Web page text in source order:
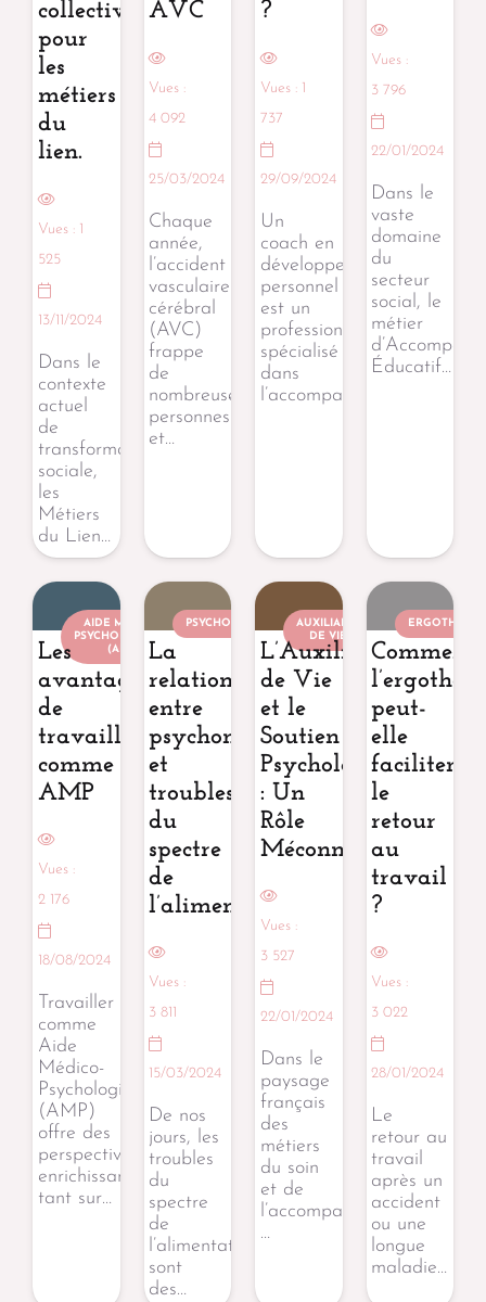
collectives
pour
les
métiers
du
lien.
Vues : 1
525
13/11/2024
Dans le
contexte
actuel
de
transformation
sociale,
les
Métiers
du Lien…
AVC
Vues :
4 092
25/03/2024
Chaque
année,
l’accident
vasculaire
cérébral
(AVC)
frappe
de
nombreuses
personnes
et…
?
Vues : 1
737
29/09/2024
Un
coach en
développement
personnel
est un
professionnel
spécialisé
dans
l’accompagnement…
Vues :
3 796
22/01/2024
Dans le
vaste
domaine
du
secteur
social, le
métier
Éducatif…
AIDE MÉDICO-
PSYCHOLOGIQUE
(AMP)
Les
avantages
de
travailler
comme
AMP
Vues :
2 176
18/08/2024
Travailler
comme
Aide
Médico-
Psychologique
(AMP)
offre des
perspectives
enrichissantes
tant sur…
PSYCHOMOTRICIEN
La
relation
entre
psychomotricité
et
troubles
du
spectre
de
l’alimentation
Vues :
3 811
15/03/2024
De nos
jours, les
troubles
du
spectre
de
l’alimentation
sont
des…
AUXILIAIRE
DE VIE
L’Auxiliaire
de Vie
et le
Soutien
Psychologique
: Un
Rôle
Méconnu
Vues :
3 527
22/01/2024
Dans le
paysage
français
des
métiers
du soin
et de
l’accompagnement,
…
Comment
peut-
elle
faciliter
le
retour
au
travail
?
Vues :
3 022
28/01/2024
Le
retour au
travail
après un
accident
ou une
longue
maladie…